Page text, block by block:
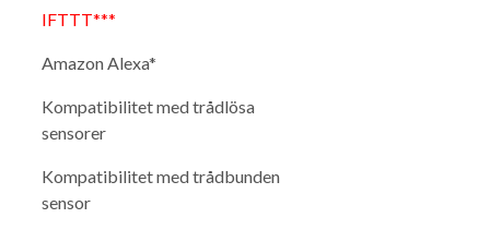
IFTTT***
Amazon Alexa*
Kompatibilitet med trådlösa
sensorer
Kompatibilitet med trådbunden
sensor